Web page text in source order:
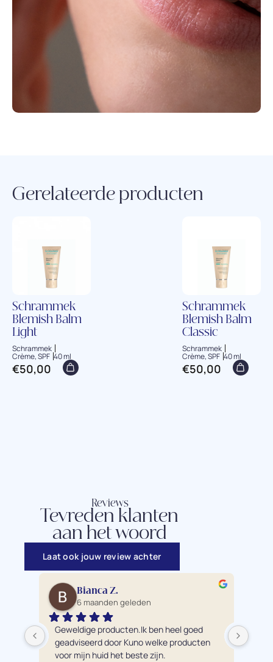
Gerelateerde producten
Schrammek
Blemish Balm
Light
Schrammek
Crème, SPF 40 ml
€50,00
Schrammek
Blemish Balm
Classic
Schrammek
Crème, SPF 40 ml
€50,00
Reviews
Tevreden klanten
aan het woord
Laat ook jouw review achter
Bianca Z.
6 maanden geleden
Geweldige producten.Ik ben heel goed
geadviseerd door Kuno welke producten
voor mijn huid het beste zijn.